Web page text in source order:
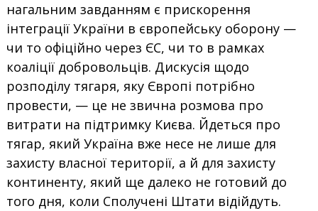
нагальним завданням є прискорення
інтеграції України в європейську оборону —
чи то офіційно через ЄС, чи то в рамках
коаліції добровольців. Дискусія щодо
розподілу тягаря, яку Європі потрібно
провести, — це не звична розмова про
витрати на підтримку Києва. Йдеться про
тягар, який Україна вже несе не лише для
захисту власної території, а й для захисту
континенту, який ще далеко не готовий до
того дня, коли Сполучені Штати відійдуть.